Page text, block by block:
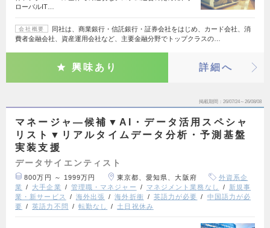
ローバルIT…
会社概要
同社は、商業銀行・信託銀行・証券会社をはじめ、カード会社、消
費者金融会社、資産運用会社など、主要金融分野でトップクラスの…
興味あり 詳細へ
掲載期間 26/07/24～26/08/08
マネージャ―候補▼AI・データ活用スペシャ
リスト▼リアルタイムデータ分析・予測基盤
実装支援
データサイエンティスト
800万円 ～ 1999万円 東京都、愛知県、大阪府
外資系企
業
大手企業 管理職・マネジャー マネジメント業務なし
新規事
業・新サービス
海外出張 海外折衝 英語力が必要
中国語力が必
要
英語力不問 転勤なし 土日祝休み